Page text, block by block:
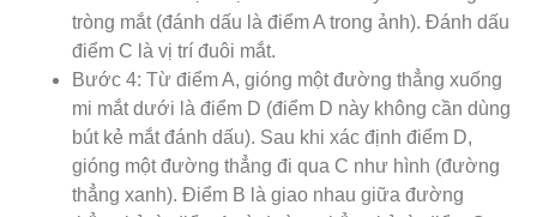
tròng mắt (đánh dấu là điểm A trong ảnh). Đánh dấu
điểm C là vị trí đuôi mắt.
Bước 4: Từ điểm A, gióng một đường thẳng xuống
mi mắt dưới là điểm D (điểm D này không cần dùng
bút kẻ mắt đánh dấu). Sau khi xác định điểm D,
gióng một đường thẳng đi qua C như hình (đường
thẳng xanh). Điểm B là giao nhau giữa đường